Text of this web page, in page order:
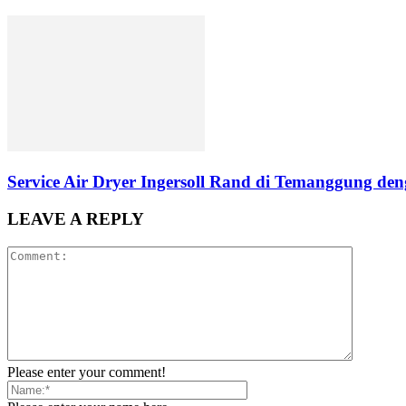
Service Air Dryer Ingersoll Rand di Temanggung
LEAVE A REPLY
Please enter your comment!